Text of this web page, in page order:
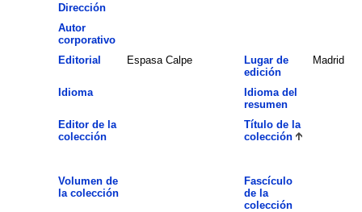
Dirección
Autor
corporativo
Editorial
Espasa Calpe
Lugar de
edición
Madrid
Idioma
Idioma del
resumen
Editor de la
colección
Título de la
colección
Volumen de
la colección
Fascículo
de la
colección